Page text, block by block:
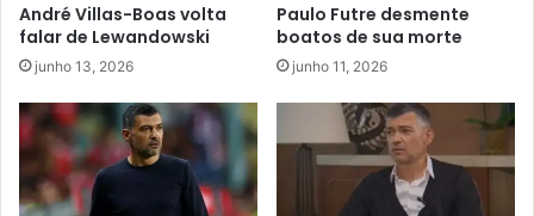
André Villas-Boas volta
falar de Lewandowski
junho 13, 2026
Paulo Futre desmente
boatos de sua morte
junho 11, 2026